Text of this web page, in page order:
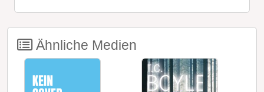
Ähnliche Medien